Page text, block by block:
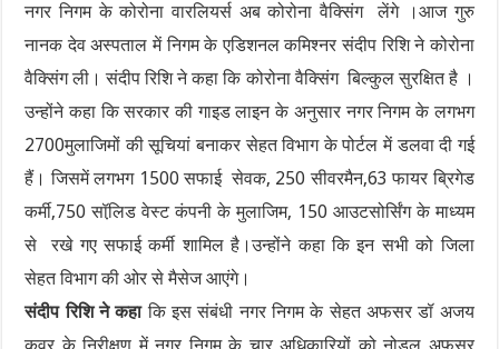
नगर निगम के कोरोना वारलियर्स अब कोरोना वैक्सिंग लेंगे ।आज गुरु
नानक देव अस्पताल में निगम के एडिशनल कमिश्नर संदीप रिशि ने कोरोना
वैक्सिंग ली। संदीप रिशि ने कहा कि कोरोना वैक्सिंग बिल्कुल सुरक्षित है ।
उन्होंने कहा कि सरकार की गाइड लाइन के अनुसार नगर निगम के लगभग
2700मुलाजिमों की सूचियां बनाकर सेहत विभाग के पोर्टल में डलवा दी गई
हैं। जिसमें लगभग 1500 सफाई सेवक, 250 सीवरमैन,63 फायर ब्रिगेड
कर्मी,750 सॉलि़ड वेस्ट कंपनी के मुलाजिम, 150 आउटसोर्सिंग के माध्यम
से रखे गए सफाई कर्मी शामिल है।उन्होंने कहा कि इन सभी को जिला
सेहत विभाग की ओर से मैसेज आएंगे।
संदीप रिशि ने कहाकि इस संबंधी नगर निगम के सेहत अफसर डॉ अजय